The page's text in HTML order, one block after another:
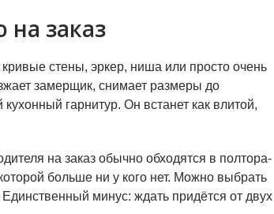
заказ
стены, эркер, ниша или просто очень
замерщик, снимает размеры до
гарнитур. Он встанет как влитой,
на заказ обычно обходятся в полтора-
больше ни у кого нет. Можно выбрать
минус: ждать придётся от двух